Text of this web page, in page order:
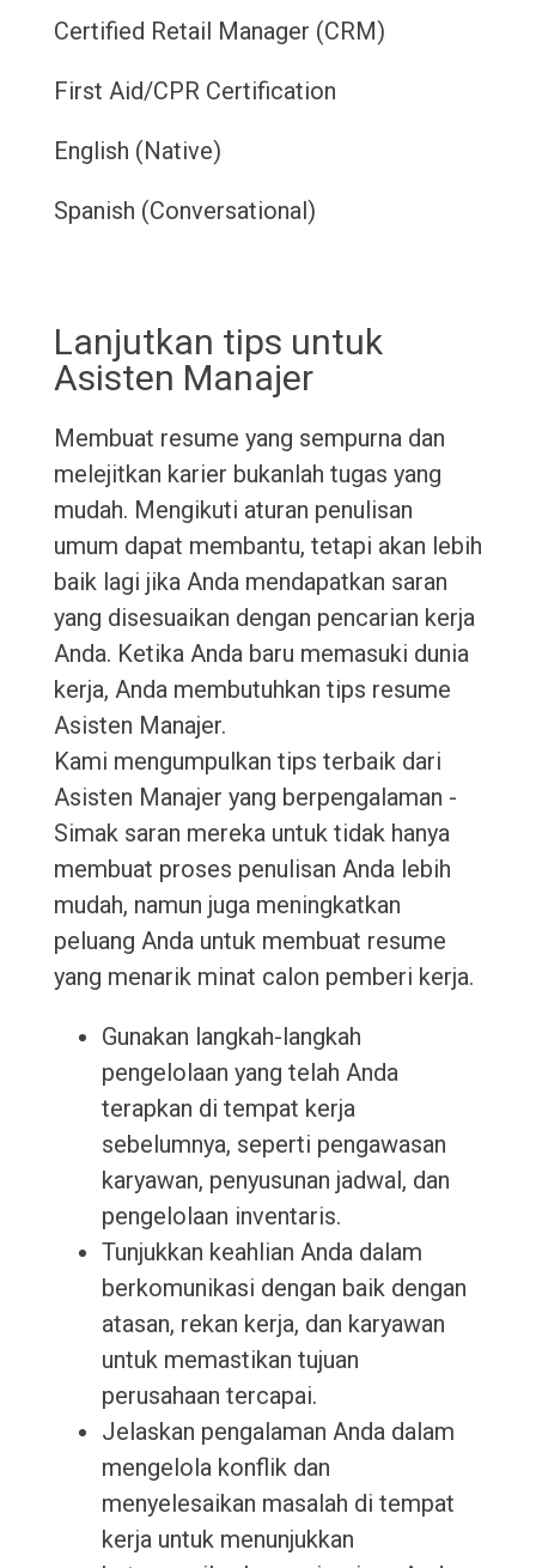
Certified Retail Manager (CRM)
First Aid/CPR Certification
English (Native)
Spanish (Conversational)
Lanjutkan tips untuk
Asisten Manajer
Membuat resume yang sempurna dan
melejitkan karier bukanlah tugas yang
mudah. Mengikuti aturan penulisan
umum dapat membantu, tetapi akan lebih
baik lagi jika Anda mendapatkan saran
yang disesuaikan dengan pencarian kerja
Anda. Ketika Anda baru memasuki dunia
kerja, Anda membutuhkan tips resume
Asisten Manajer.
Kami mengumpulkan tips terbaik dari
Asisten Manajer yang berpengalaman -
Simak saran mereka untuk tidak hanya
membuat proses penulisan Anda lebih
mudah, namun juga meningkatkan
peluang Anda untuk membuat resume
yang menarik minat calon pemberi kerja.
Gunakan langkah-langkah
pengelolaan yang telah Anda
terapkan di tempat kerja
sebelumnya, seperti pengawasan
karyawan, penyusunan jadwal, dan
pengelolaan inventaris.
Tunjukkan keahlian Anda dalam
berkomunikasi dengan baik dengan
atasan, rekan kerja, dan karyawan
untuk memastikan tujuan
perusahaan tercapai.
Jelaskan pengalaman Anda dalam
mengelola konflik dan
menyelesaikan masalah di tempat
kerja untuk menunjukkan